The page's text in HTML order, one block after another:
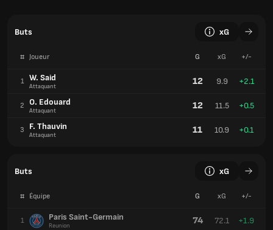
Buts xG
# Joueur G xG +/-
1 W. Said
Attaquant 12 9.9 +2.1
2 O. Edouard
Attaquant 12 11.5 +0.5
3 F. Thauvin
Attaquant 11 10.9 +0.1
Buts xG
# Équipe G xG +/-
1 Paris Saint-Germain
Reunion 74 72.1 +1.9